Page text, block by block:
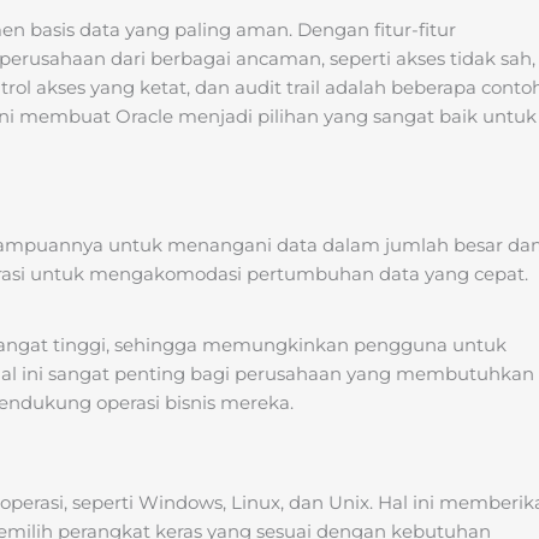
basis data yang paling aman. Dengan fitur-fitur
dari berbagai ancaman, seperti akses tidak sah,
akses yang ketat, dan audit trail adalah beberapa
membuat Oracle menjadi pilihan yang sangat baik untuk
untuk menangani data dalam jumlah besar
untuk mengakomodasi pertumbuhan data yang cepat.
tinggi, sehingga memungkinkan pengguna untuk
ini sangat penting bagi perusahaan yang membutuhkan
operasi bisnis mereka.
seperti Windows, Linux, dan Unix. Hal ini
perangkat keras yang sesuai dengan kebutuhan